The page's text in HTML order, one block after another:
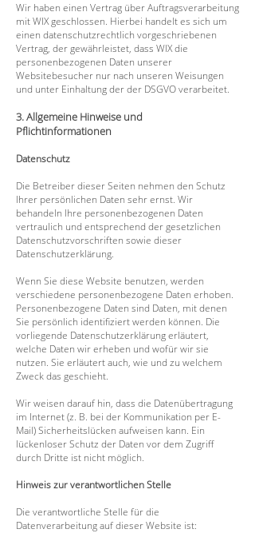
Wir haben einen Vertrag über Auftragsverarbeitung
mit WIX geschlossen. Hierbei handelt es sich um
einen datenschutzrechtlich vorgeschriebenen
Vertrag, der gewährleistet, dass WIX die
personenbezogenen Daten unserer
Websitebesucher nur nach unseren Weisungen
und unter Einhaltung der der DSGVO verarbeitet.
3. Allgemeine Hinweise und
Pflichtinformationen
Datenschutz
Die Betreiber dieser Seiten nehmen den Schutz
Ihrer persönlichen Daten sehr ernst. Wir
behandeln Ihre personenbezogenen Daten
vertraulich und entsprechend der gesetzlichen
Datenschutzvorschriften sowie dieser
Datenschutzerklärung.
Wenn Sie diese Website benutzen, werden
verschiedene personenbezogene Daten erhoben.
Personenbezogene Daten sind Daten, mit denen
Sie persönlich identifiziert werden können. Die
vorliegende Datenschutzerklärung erläutert,
welche Daten wir erheben und wofür wir sie
nutzen. Sie erläutert auch, wie und zu welchem
Zweck das geschieht.
Wir weisen darauf hin, dass die Datenübertragung
im Internet (z. B. bei der Kommunikation per E-
Mail) Sicherheitslücken aufweisen kann. Ein
lückenloser Schutz der Daten vor dem Zugriff
durch Dritte ist nicht möglich.
Hinweis zur verantwortlichen Stelle
Die verantwortliche Stelle für die
Datenverarbeitung auf dieser Website ist: